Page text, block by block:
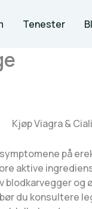
Tenester
Kjøp Viagra &
på
aktive
du konsultere